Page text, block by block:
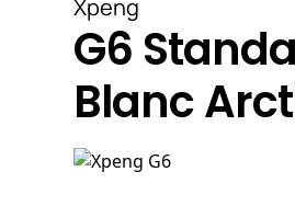
Xpeng
G6
Blanc